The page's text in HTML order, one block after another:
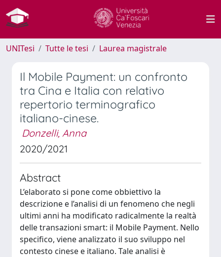
UNITesi Tutte le tesi Laurea magistrale
Il Mobile Payment: un confronto
tra Cina e Italia con relativo
repertorio terminografico
italiano-cinese.
Donzelli, Anna
2020/2021
Abstract
L’elaborato si pone come obbiettivo la
descrizione e l’analisi di un fenomeno che negli
ultimi anni ha modificato radicalmente la realtà
delle transazioni smart: il Mobile Payment. Nello
specifico, viene analizzato il suo sviluppo nel
contesto cinese e italiano. Tale analisi è